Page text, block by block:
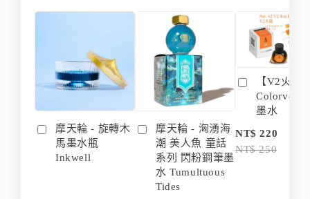
摩天輪 - 旋轉木
馬墨水瓶
Inkwell
摩天輪 - 洶湧海
潮 美人魚 童話
系列 閃粉鋼筆墨
水 Tumultuous
Tides
【V2火箭
Colorverse
墨水
NT$ 220
NT$ 250